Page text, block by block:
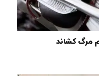
مرگ کشاند